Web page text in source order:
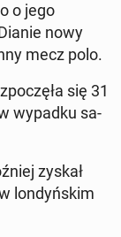
o jego
nowy
mecz polo.
się 31
wypadku sa­
zyskał
lon­dyń­skim